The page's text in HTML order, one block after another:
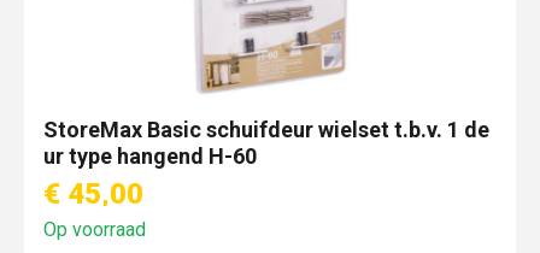
StoreMax Basic schuifdeur wielset t.b.v. 1 de
ur type hangend H-60
€ 45,00
Op voorraad